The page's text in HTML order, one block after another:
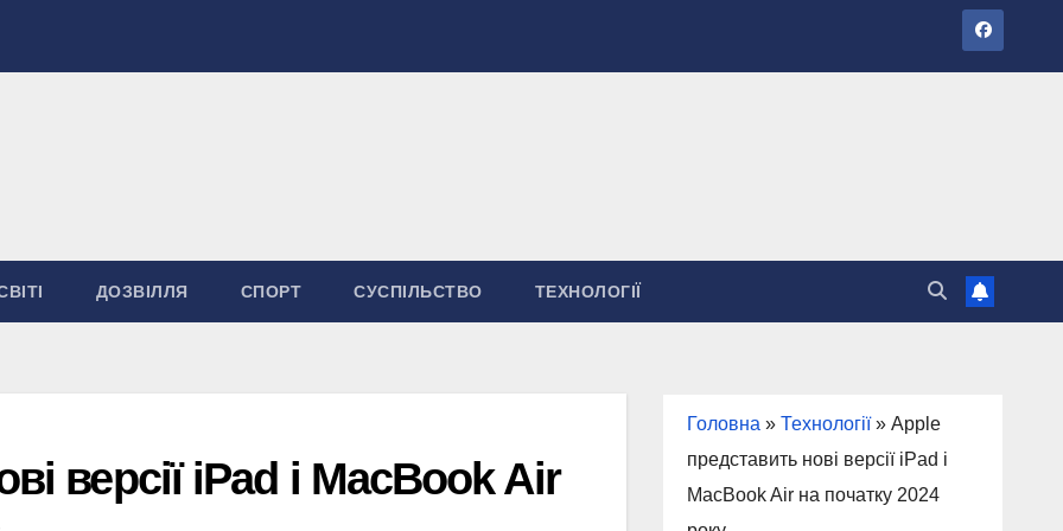
ДОЗВІЛЛЯ СПОРТ СУСПІЛЬСТВО ТЕХНОЛОГІЇ
версії iPad і MacBook Air
Головна » Технології» Apple
представить нові версії iPad і
MacBook Air на початку 2024